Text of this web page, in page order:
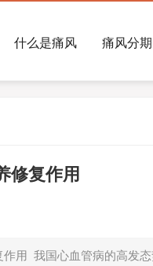
什么是痛风 痛风分期
修复作用
用 我国心血管病的高发